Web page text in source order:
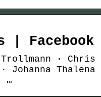
| Facebook
· Chris
Thalena
…